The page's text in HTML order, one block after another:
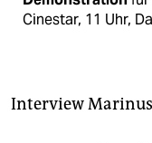
wahrheit
Cinestar, 11 Uhr,
Interview